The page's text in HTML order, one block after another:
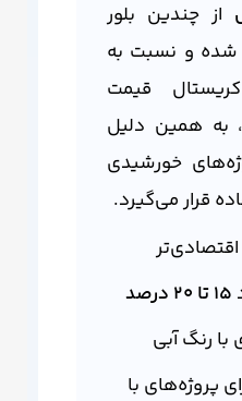
از چندین بلور
شده و نسبت به
قیمت
به همین دلیل
خورشیدی
قرار می‌گیرد.
15 تا 20 درصد
با رنگ آبی
پروژه‌های با